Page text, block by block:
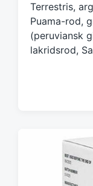
t
h
Terrestris,
Puama-rod,
(peruviansk
lakridsrod,